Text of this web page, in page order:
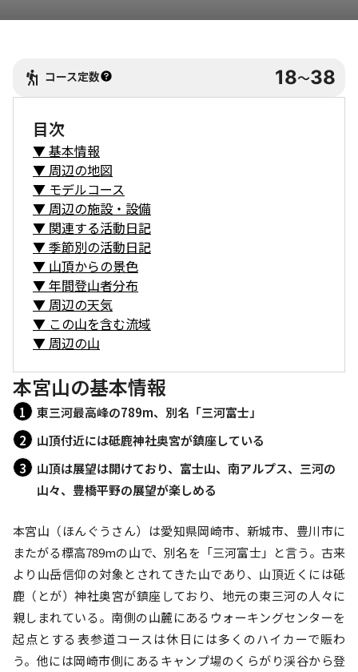
コース定数 18〜38
目次
▼基本情報
▼ 周辺の地図
▼ モデルコース
▼ 周辺の施設・設備
▼ 関連する活動日記
▼季節別の活動日記
▼ 山頂からの景色
▼年間登山者分布
▼ 周辺の天気
▼ この山を含む流域
▼ 周辺の山
本宮山の基本情報
東三河最高峰の789m、別名「三河富士」
山頂付近には砥鹿神社奥宮が鎮座している
山頂は展望は開けており、富士山、南アルプス、三河の
山々、豊橋平野の展望が楽しめる
本宮山（ほんぐうさん）は愛知県岡崎市、新城市、豊川市に
またがる標高789mの山で、別名を「三河富士」と言う。古来
より山岳信仰の対象とされてきた山であり、山頂近くには砥
鹿（とが）神社奥宮が鎮座しており、地元の東三河の人々に
親しまれている。南側の山麓にあるウォーキングセンターを
起点とする表参道コースは休日には多くのハイカーで賑わ
う。他には岡崎市側にあるキャンプ場のくらがり渓谷から登